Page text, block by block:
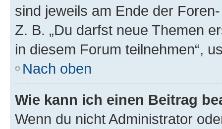
sind jeweils am Ende der
Z. B. „Du darfst neue Themen
in diesem Forum teilnehmen“,
Nach oben
Wie kann ich einen Beitrag
Wenn du nicht Administrator